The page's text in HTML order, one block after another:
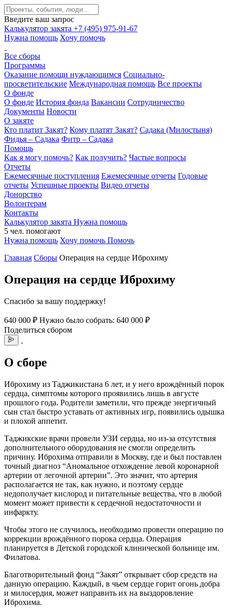
Введите ваш запрос
Калькулятор закята +7 (495) 975-91-67
Нужна помощь Хочу помочь
Все сборы
Программы
Оказание помощи нуждающимся Социально-
просветительские Международная помощь Все проекты
О фонде
О фонде История фонда Вакансии Сотрудничество
Документы Новости
О закяте
Кто платит Закят? Кому платят Закят? Садака (Милостыня)
Фидья – Садака Фитр – Садака
Помощь
Как я могу помочь? Как получить? Частые вопросы
Отчеты
Ежемесячные поступления Ежемесячные отчеты Годовые
отчеты Успешные проекты Видео отчеты
Донорство
Волонтерам
Контакты
Калькулятор закята Нужна помощь
5 чел. помогают
Нужна помощь Хочу помочь Помочь
Главная Сборы Операция на сердце Иброхиму
Операция на сердце Иброхиму
Спасибо за вашу поддержку!
640 000 ₽ Нужно было собрать: 640 000 ₽
Поделиться сбором
О сборе
Иброхиму из Таджикистана 6 лет, и у него врождённый порок
сердца, симптомы которого проявились лишь в августе
прошлого года. Родители заметили, что прежде энергичный
сын стал быстро уставать от активных игр, появились одышка
и плохой аппетит.
Таджикские врачи провели УЗИ сердца, но из-за отсутствия
дополнительного оборудования не смогли определить
причину. Иброхима отправили в Москву, где и был поставлен
точный диагноз “Аномальное отхождение левой коронарной
артерии от легочной артерии”. Это значит, что артерия
располагается не так, как нужно, и поэтому сердце
недополучает кислород и питательные вещества, что в любой
момент может привести к сердечной недостаточности и
инфаркту.
Чтобы этого не случилось, необходимо провести операцию по
коррекции врождённого порока сердца. Операция
планируется в Детской городской клинической больнице им.
Филатова.
Благотворительный фонд “Закят” открывает сбор средств на
данную операцию. Каждый, в чьем сердце горит огонь добра
и милосердия, может направить их на выздоровление
Иброхима.